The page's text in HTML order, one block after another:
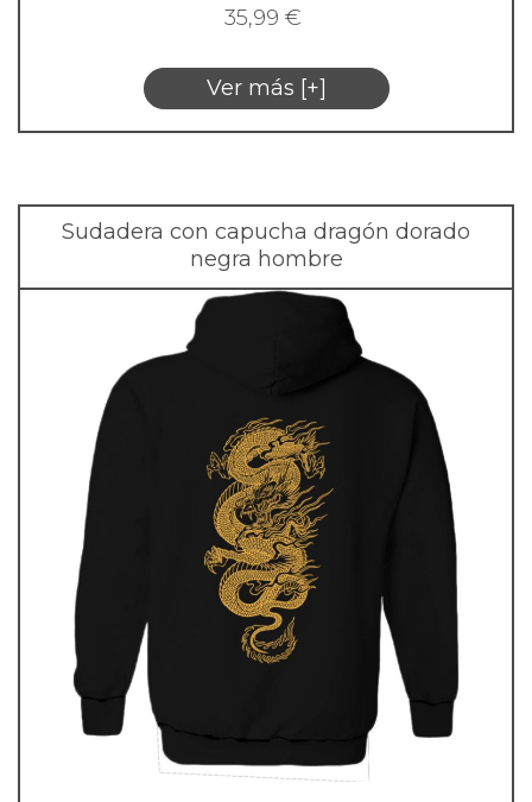
35,99 €
Ver más [+]
Sudadera con capucha dragón dorado
negra hombre